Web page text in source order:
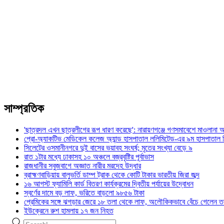
সাম্প্রতিক
'ছাত্রদল এখন ছাত্রলীগের রূপ ধারণ করেছে': নারায়ণগঞ্জে গণসমাবেশে মাওলানা
প্রো-অ্যাকটিভ মেডিকেল কলেজ অ্যান্ড হাসপাতাল ললিমিটেড-এর ৯ম হাসপাতাল
সিলেটের ওসমানীনগরে দুই বাসের ভয়াবহ সংঘর্ষ; মৃতের সংখ্যা বেড়ে ৯
রাত ১টার মধ্যে ঢাকাসহ ১০ অঞ্চলে বজ্রবৃষ্টির পূর্বাভাস
রাজধানীর সবুজবাগে অজ্ঞাত নারীর মরদেহ উদ্ধার
ব্রাহ্মণবাড়িয়ায় বালুভর্তি ডাম্প ট্রাক থেকে কোটি টাকার ভারতীয় জিরা জব্দ
১৬ আগস্ট ফ্যামিলি কার্ড বিতরণ কার্যক্রমের দ্বিতীয় পর্যায়ের উদ্বোধন
স্বর্ণের দামে বড় লাফ, ভরিতে বাড়লো ৯৮৫৬ টাকা
প্রেমিকের সঙ্গে ঝগড়ার জেরে ১৮ তলা থেকে লাফ, অলৌকিকভাবে বেঁচে গেলেন
ইউক্রেনে রুশ হামলায় ১৭ জন নিহত